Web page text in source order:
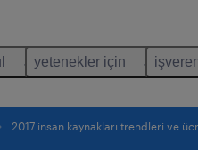
yetenekler için
2017 insan kaynakları trendleri ve